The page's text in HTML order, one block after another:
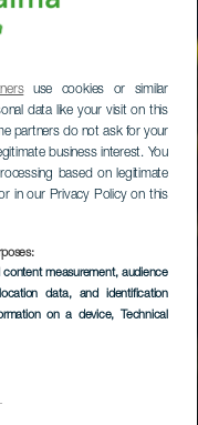
use cookies or similar
data like your visit on this
partners do not ask for your
business interest. You
based on legitimate
in our Privacy Policy on this
content measurement, audience
data, and identification
on a device, Technical